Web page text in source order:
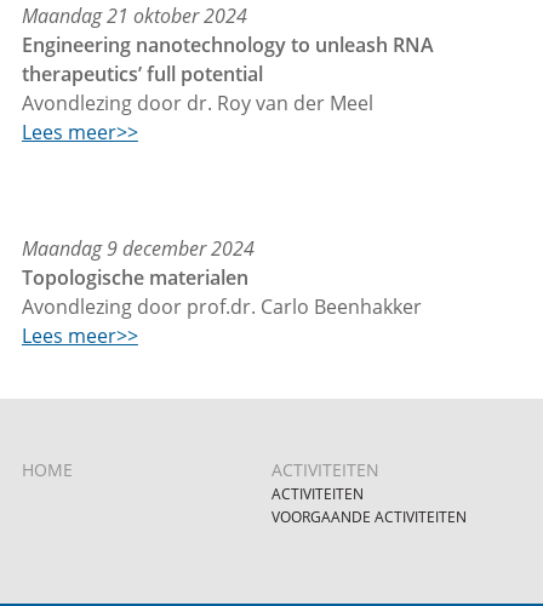
Maandag 21 oktober 2024
Engineering nanotechnology to unleash RNA
therapeutics’ full potential
Avondlezing door dr. Roy van der Meel
Lees meer>>
Maandag 9 december 2024
Topologische materialen
Avondlezing door prof.dr. Carlo Beenhakker
Lees meer>>
HOME ACTIVITEITEN
ACTIVITEITEN
VOORGAANDE ACTIVITEITEN